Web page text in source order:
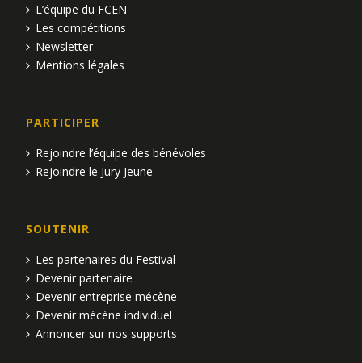
L’équipe du FCEN
Les compétitions
Newsletter
Mentions légales
PARTICIPER
Rejoindre l’équipe des bénévoles
Rejoindre le Jury Jeune
SOUTENIR
Les partenaires du Festival
Devenir partenaire
Devenir entreprise mécène
Devenir mécène individuel
Annoncer sur nos supports